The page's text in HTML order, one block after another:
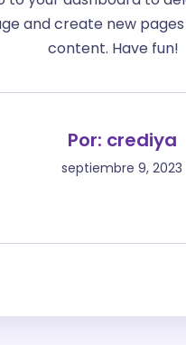
and create new
content. Have fun!
Por: crediya
septiembre 9, 2023